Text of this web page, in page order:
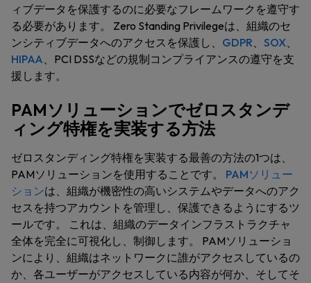
ィブデータを保護するのに必要なフレームワークを遵守す
る必要があります。 Zero Standing Privilegeは、組織のセ
ンシティブデータへのアクセスを保護し、 GDPR、 SOX、
HIPAA、PCI DSSなどの規制コンプライアンスの遵守を支
援します。
PAMソリューションでゼロスタンデ
ィング特権を実装する方法
ゼロスタンディング特権を実装する最善の方法の1つは、
PAMソリューションを使用することです。 PAMソリュー
ションは、組織が機密性の高いシステムやデータへのアク
セスを持つアカウントを管理し、保護できるようにするツ
ールです。 これは、組織のデータインフラストラクチャ
全体を完全に可視化し、制御します。 PAMソリューショ
ンにより、組織はネットワークに誰がアクセスしているの
か、各ユーザーがアクセスしている内容が何か、そしてそ